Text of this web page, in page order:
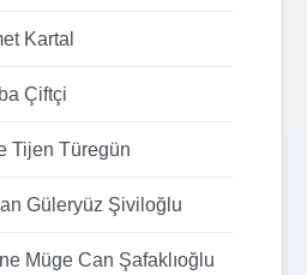
Kartal
Çiftçi
Tijen Türegün
Güleryüz Şiviloğlu
Müge Can Şafaklıoğlu